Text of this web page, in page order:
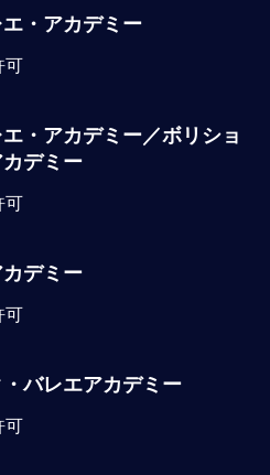
・アカデミー
可
・アカデミー／ボリショ
デミー
可
デミー
可
バレエアカデミー
可